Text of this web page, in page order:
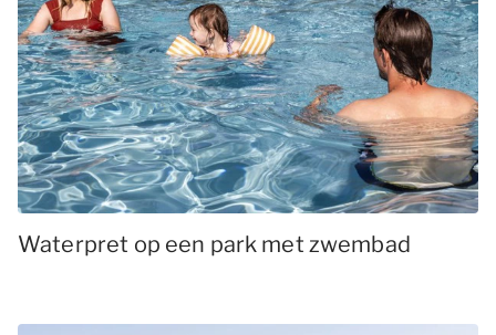
Waterpret op een park met zwembad